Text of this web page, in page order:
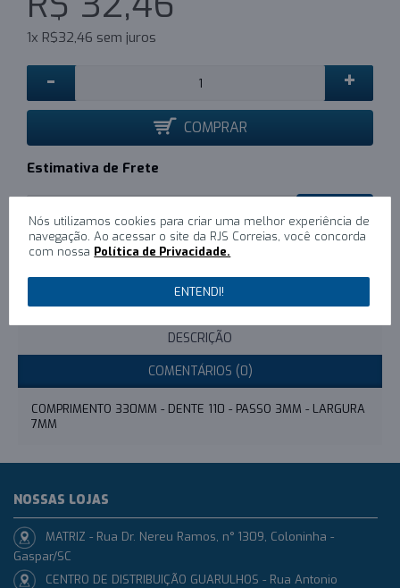
1x R$32,46 sem juros
- +
COMPRAR
Estimativa de Frete
Escreva um comentário
DESCRIÇÃO
COMENTÁRIOS (0)
COMPRIMENTO 330MM - DENTE 110 - PASSO 3MM - LARGURA
7MM
Nós utilizamos cookies para criar uma melhor experiência de
navegação. Ao acessar o site da RJS Correias, você concorda
com nossa Política de Privacidade.
ENTENDI!
NOSSAS LOJAS
MATRIZ - Rua Dr. Nereu Ramos, n° 1309, Coloninha -
Gaspar/SC
CENTRO DE DISTRIBUIÇÃO GUARULHOS - Rua Antonio